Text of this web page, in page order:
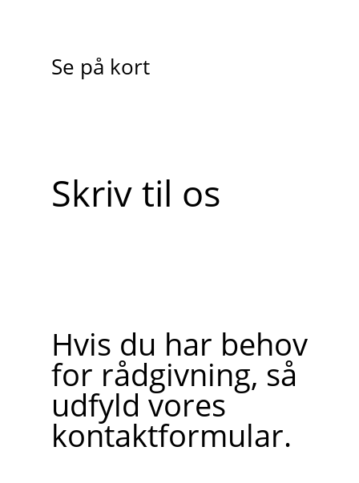
Se på kort
Skriv til os
Hvis du har behov
for rådgivning, så
udfyld vores
kontaktformular.